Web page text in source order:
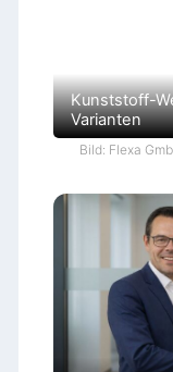
Kunststoff-
Varianten
Bild: Flexa